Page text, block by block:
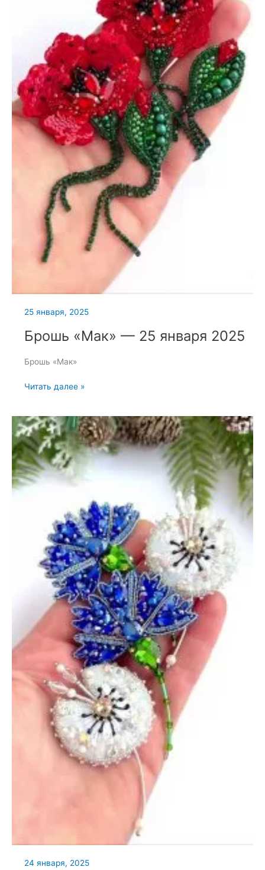
25 января, 2025
Брошь «Мак» — 25 января 2025
Брошь «Мак»
Брошь
25
января
2025
Читать далее »
24 января, 2025